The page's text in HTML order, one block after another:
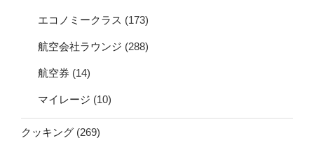
エコノミークラス (173)
航空会社ラウンジ (288)
航空券 (14)
マイレージ (10)
クッキング (269)